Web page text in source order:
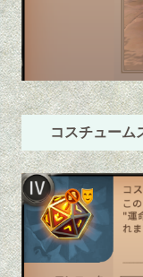
コスチューム